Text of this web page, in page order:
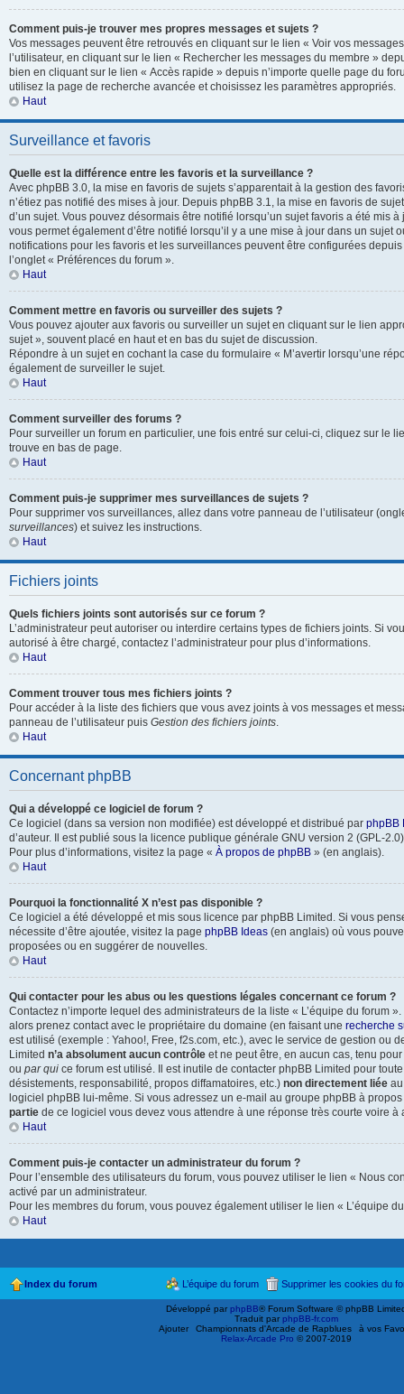
Comment puis-je trouver mes propres messages et sujets ?
Vos messages peuvent être retrouvés en cliquant sur le lien « Voir vos
l’utilisateur, en cliquant sur le lien « Rechercher les messages du membre »
bien en cliquant sur le lien « Accès rapide » depuis n’importe quelle page du
utilisez la page de recherche avancée et choisissez les paramètres appropriés.
Haut
Surveillance et favoris
Quelle est la différence entre les favoris et la surveillance ?
Avec phpBB 3.0, la mise en favoris de sujets s’apparentait à la gestion des
n’étiez pas notifié des mises à jour. Depuis phpBB 3.1, la mise en favoris de
d’un sujet. Vous pouvez désormais être notifié lorsqu’un sujet favoris a été mis
vous permet également d’être notifié lorsqu’il y a une mise à jour dans un sujet
notifications pour les favoris et les surveillances peuvent être configurées
l’onglet « Préférences du forum ».
Haut
Comment mettre en favoris ou surveiller des sujets ?
Vous pouvez ajouter aux favoris ou surveiller un sujet en cliquant sur le lien
sujet », souvent placé en haut et en bas du sujet de discussion.
Répondre à un sujet en cochant la case du formulaire « M’avertir lorsqu’une
également de surveiller le sujet.
Haut
Comment surveiller des forums ?
Pour surveiller un forum en particulier, une fois entré sur celui-ci, cliquez sur le
trouve en bas de page.
Haut
Comment puis-je supprimer mes surveillances de sujets ?
Pour supprimer vos surveillances, allez dans votre panneau de l’utilisateur
surveillances) et suivez les instructions.
Haut
Fichiers joints
Quels fichiers joints sont autorisés sur ce forum ?
L’administrateur peut autoriser ou interdire certains types de fichiers joints. Si
autorisé à être chargé, contactez l’administrateur pour plus d’informations.
Haut
Comment trouver tous mes fichiers joints ?
Pour accéder à la liste des fichiers que vous avez joints à vos messages et
panneau de l’utilisateur puis Gestion des fichiers joints.
Haut
Concernant phpBB
Qui a développé ce logiciel de forum ?
Ce logiciel (dans sa version non modifiée) est développé et distribué par phpBB
d’auteur. Il est publié sous la licence publique générale GNU version 2 (GPL-
Pour plus d’informations, visitez la page « À propos de phpBB » (en anglais).
Haut
Pourquoi la fonctionnalité X n’est pas disponible ?
Ce logiciel a été développé et mis sous licence par phpBB Limited. Si vous
nécessite d’être ajoutée, visitez la page phpBB Ideas (en anglais) où vous
proposées ou en suggérer de nouvelles.
Haut
Qui contacter pour les abus ou les questions légales concernant ce forum ?
Contactez n’importe lequel des administrateurs de la liste « L’équipe du forum
alors prenez contact avec le propriétaire du domaine (en faisant une recherche
est utilisé (exemple : Yahoo!, Free, f2s.com, etc.), avec le service de gestion ou
Limited n’a absolument aucun contrôle et ne peut être, en aucun cas, tenu
ou par qui ce forum est utilisé. Il est inutile de contacter phpBB Limited pour
désistements, responsabilité, propos diffamatoires, etc.) non directement liée
logiciel phpBB lui-même. Si vous adressez un e-mail au groupe phpBB à
partie de ce logiciel vous devez vous attendre à une réponse très courte voire à
Haut
Comment puis-je contacter un administrateur du forum ?
Pour l’ensemble des utilisateurs du forum, vous pouvez utiliser le lien « Nous
activé par un administrateur.
Pour les membres du forum, vous pouvez également utiliser le lien « L’équipe
Haut
Index du forum Supprimer les cookies du
L’équipe du forum
Développé parphpBB® Forum Software © phpBB
Traduit parphpBB-fr.com
Ajouter
Championnats d'Arcade de Rapblues
à vos
Relax-Arcade Pro © 2007-2019